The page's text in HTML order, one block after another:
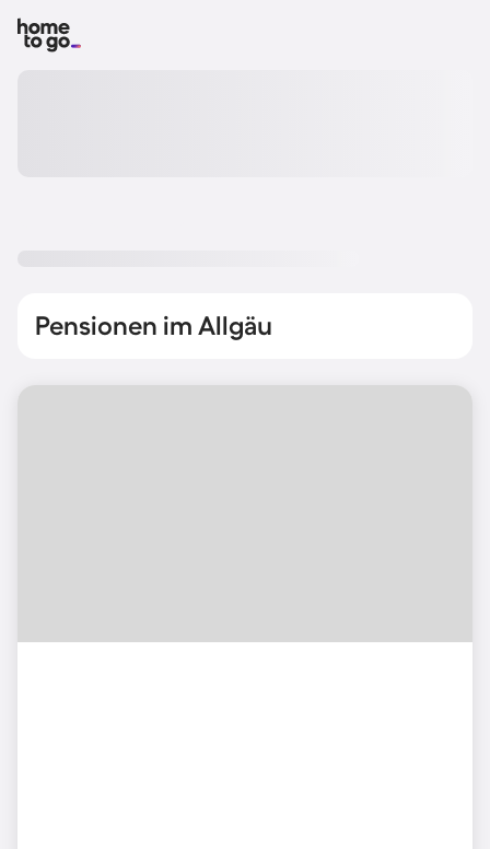
Pensionen im Allgäu